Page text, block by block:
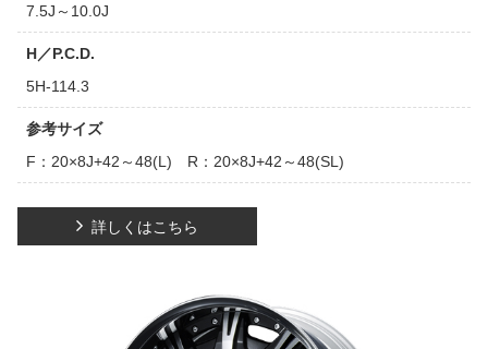
7.5J～10.0J
H／P.C.D.
5H-114.3
参考サイズ
F：20×8J+42～48(L) R：20×8J+42～48(SL)
詳しくはこちら